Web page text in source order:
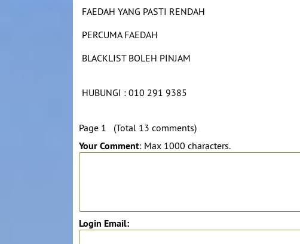
FAEDAH YANG PASTI RENDAH
PERCUMA FAEDAH
BLACKLIST BOLEH PINJAM
HUBUNGI : 010 291 9385
Page 1 (Total 13 comments)
Your Comment: Max 1000 characters.
Login Email: